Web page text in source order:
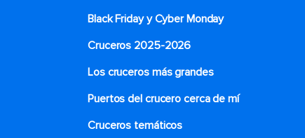
Black Friday y Cyber Monday
Cruceros 2025-2026
Los cruceros más grandes
Puertos del crucero cerca de mí
Cruceros temáticos